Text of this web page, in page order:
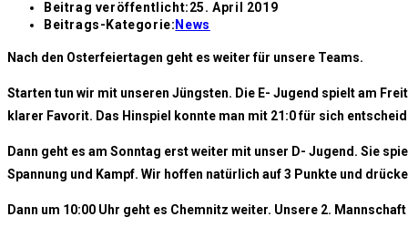
Beitrag veröffentlicht:25. April 2019
Beitrags-Kategorie: News
Nach den Osterfeiertagen geht es weiter für unsere Teams.
Starten tun wir mit unseren Jüngsten. Die E- Jugend spielt am
klarer Favorit. Das Hinspiel konnte man mit 21:0 für sich
Dann geht es am Sonntag erst weiter mit unser D- Jugend. Sie
Spannung und Kampf. Wir hoffen natürlich auf 3 Punkte und
Dann um 10:00 Uhr geht es Chemnitz weiter. Unsere 2.